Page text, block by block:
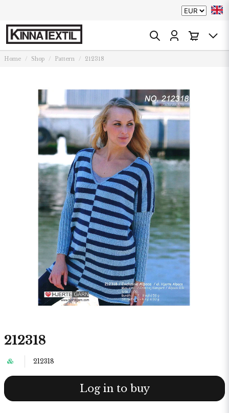
Home Shop Pattern 212318
212318
212318
Log in to buy